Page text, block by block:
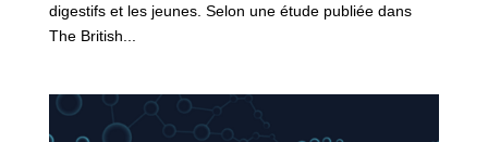
digestifs et les jeunes. Selon une étude publiée dans
The British...